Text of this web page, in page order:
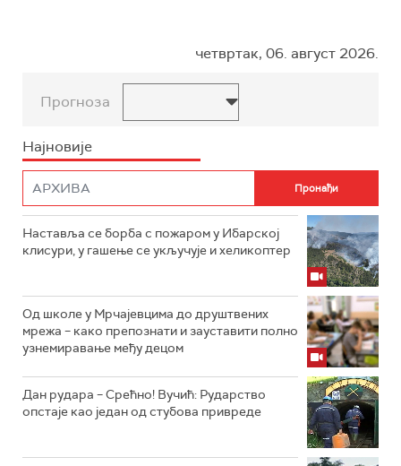
четвртак, 06. август 2026.
Прогноза
Најновије
Наставља се борба с пожаром у Ибарској
клисури, у гашење се укључује и хеликоптер
Од школе у Мрчајевцима до друштвених
мрежа – како препознати и зауставити полно
узнемиравање међу децом
Дан рудара – Срећно! Вучић: Рударство
опстаје као један од стубова привреде